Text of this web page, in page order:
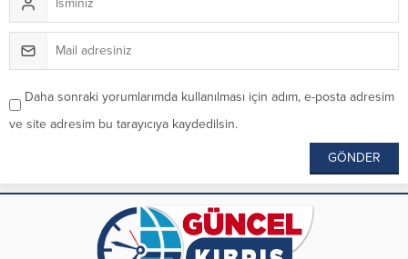
Daha sonraki yorumlarımda kullanılması için adım, e-posta adresim
ve site adresim bu tarayıcıya kaydedilsin.